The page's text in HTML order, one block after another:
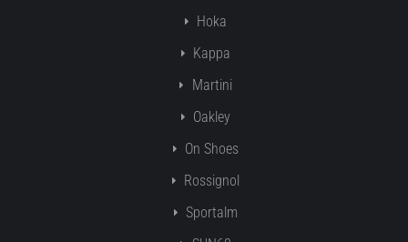
Hoka
Kappa
Martini
Oakley
On Shoes
Rossignol
Sportalm